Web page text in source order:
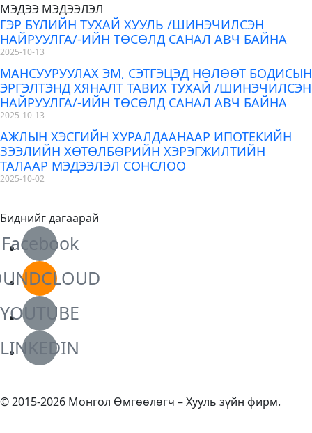
МЭДЭЭ МЭДЭЭЛЭЛ
ГЭР БҮЛИЙН ТУХАЙ ХУУЛЬ /ШИНЭЧИЛСЭН
НАЙРУУЛГА/-ИЙН ТӨСӨЛД САНАЛ АВЧ БАЙНА
2025-10-13
МАНСУУРУУЛАХ ЭМ, СЭТГЭЦЭД НӨЛӨӨТ БОДИСЫН
ЭРГЭЛТЭНД ХЯНАЛТ ТАВИХ ТУХАЙ /ШИНЭЧИЛСЭН
НАЙРУУЛГА/-ИЙН ТӨСӨЛД САНАЛ АВЧ БАЙНА
2025-10-13
АЖЛЫН ХЭСГИЙН ХУРАЛДААНААР ИПОТЕКИЙН
ЗЭЭЛИЙН ХӨТӨЛБӨРИЙН ХЭРЭГЖИЛТИЙН
ТАЛААР МЭДЭЭЛЭЛ СОНСЛОО
2025-10-02
Биднийг дагаарай
Facebook
YOUTUBE
LINKEDIN
© 2015-2026 Монгол Өмгөөлөгч – Хууль зүйн фирм.